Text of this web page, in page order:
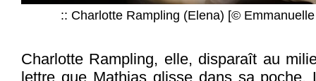
:: Charlotte Rampling (Elena) [©
Charlotte Rampling, elle, disparaît au
lettre que Mathias glisse dans sa poche.